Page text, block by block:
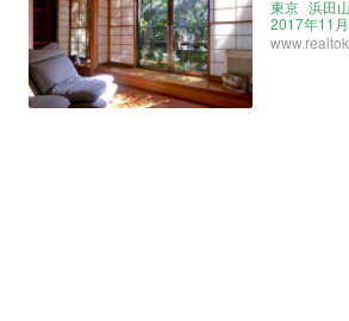
東京 浜田山
2017年11